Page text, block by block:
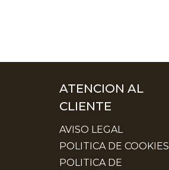
ATENCION AL
CLIENTE
AVISO LEGAL
POLITICA DE COOKIES
POLITICA DE